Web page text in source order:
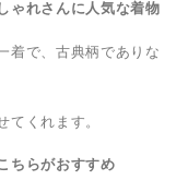
ゃれさんに人気な着物
着で、古典柄でありな
くれます。
ちらがおすすめ